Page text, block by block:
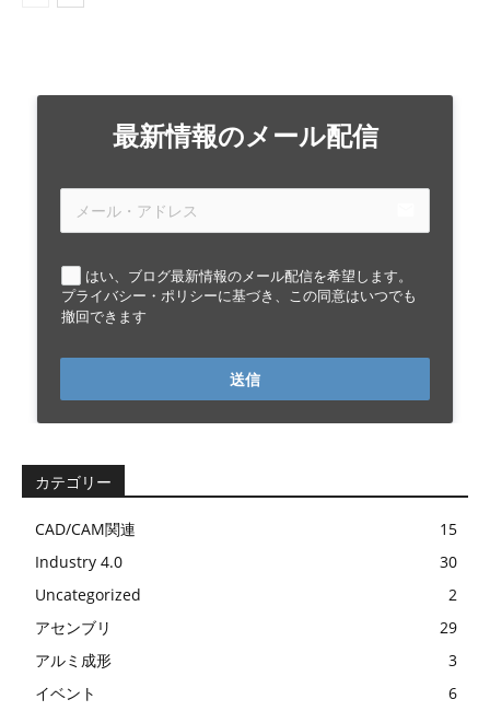
最新情報のメール配信
はい、ブログ最新情報のメール配信を希望します。
プライバシー・ポリシーに基づき、この同意はいつでも
撤回できます
送信
カテゴリー
CAD/CAM関連
15
Industry 4.0
30
Uncategorized
2
アセンブリ
29
アルミ成形
3
イベント
6